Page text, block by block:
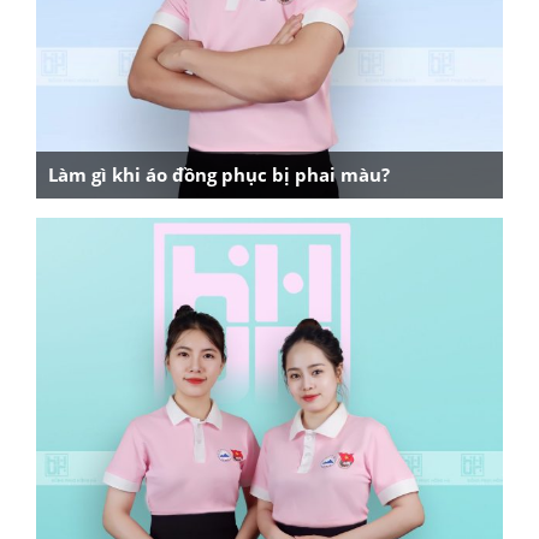
Làm gì khi áo đồng phục bị phai màu?